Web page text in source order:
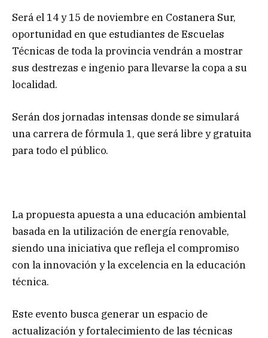
Será el 14 y 15 de noviembre en Costanera Sur,
oportunidad en que estudiantes de Escuelas
Técnicas de toda la provincia vendrán a mostrar
sus destrezas e ingenio para llevarse la copa a su
localidad.
Serán dos jornadas intensas donde se simulará
una carrera de fórmula 1, que será libre y gratuita
para todo el público.
La propuesta apuesta a una educación ambiental
basada en la utilización de energía renovable,
siendo una iniciativa que refleja el compromiso
con la innovación y la excelencia en la educación
técnica.
Este evento busca generar un espacio de
actualización y fortalecimiento de las técnicas